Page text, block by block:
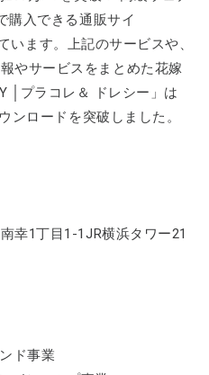
購入できる通販サイ
います。上記のサービスや、
やサービスをまとめた花嫁
│プラコレ＆ ドレシー」は
ンロードを突破しました。
幸1丁目1-1JR横浜タワー21
ド事業